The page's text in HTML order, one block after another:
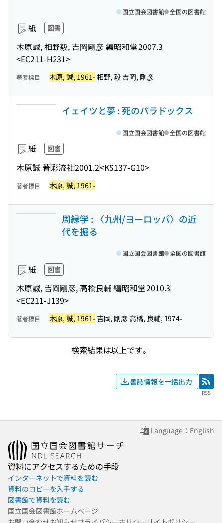
紙 図書
木原誠, 相野毅, 吉岡剛彦 編昭和堂2007.3
<EC211-H231>
国立国会図書館 全国の図書館
著者標目 木原, 誠, 1961-相野, 毅 吉岡, 剛彦
イェイツと夢 : 死のパラドックス
紙 図書
木原誠 著彩流社2001.2<KS137-G10>
国立国会図書館 全国の図書館
著者標目 木原, 誠, 1961-
周縁学 : 〈九州/ヨーロッパ〉の近
代を掘る
紙 図書
木原誠, 吉岡剛彦, 高橋良輔 編昭和堂2010.3
<EC211-J139>
国立国会図書館 全国の図書館
著者標目 木原, 誠, 1961-吉岡, 剛彦 高橋, 良輔, 1974-
検索結果は以上です。
書誌情報を一括出力 RSS
RSS
Language：English
資料にアクセスするための手段
インターネットで資料を読む
資料のコピーを入手する
図書館で資料を読む
国立国会図書館ホームページ